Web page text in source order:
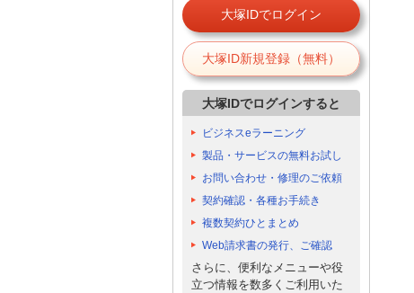
大塚IDでログイン
大塚ID新規登録（無料）
大塚IDでログインすると
ビジネスeラーニング
製品・サービスの無料お試し
お問い合わせ・修理のご依頼
契約確認・各種お手続き
複数契約ひとまとめ
Web請求書の発行、ご確認
さらに、便利なメニューや役
立つ情報を数多くご利用いた